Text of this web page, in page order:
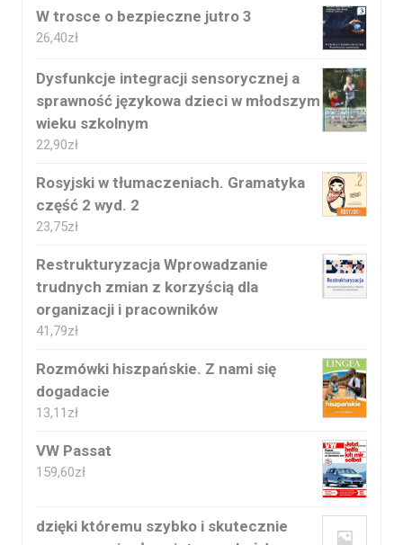
W trosce o bezpieczne jutro 3
26,40zł
Dysfunkcje integracji sensorycznej a
sprawność językowa dzieci w młodszym
wieku szkolnym
22,90zł
Rosyjski w tłumaczeniach. Gramatyka
część 2 wyd. 2
23,75zł
Restrukturyzacja Wprowadzanie
trudnych zmian z korzyścią dla
organizacji i pracowników
41,79zł
Rozmówki hiszpańskie. Z nami się
dogadacie
13,11 zł
VW Passat
159,60zł
dzięki któremu szybko i skutecznie